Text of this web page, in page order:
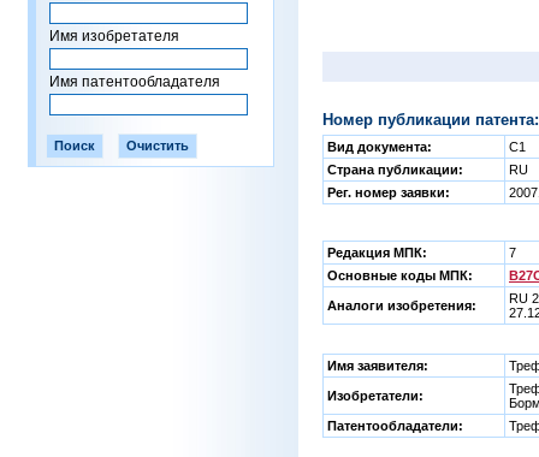
Имя изобретателя
Имя патентообладателя
Номер публикации
Вид документа:
C1
Страна публикации:
RU
Рег. номер заявки:
Редакция МПК:
7
Основные коды МПК:
Аналоги изобретения:
RU
Имя заявителя:
Изобретатели:
Патентообладатели: